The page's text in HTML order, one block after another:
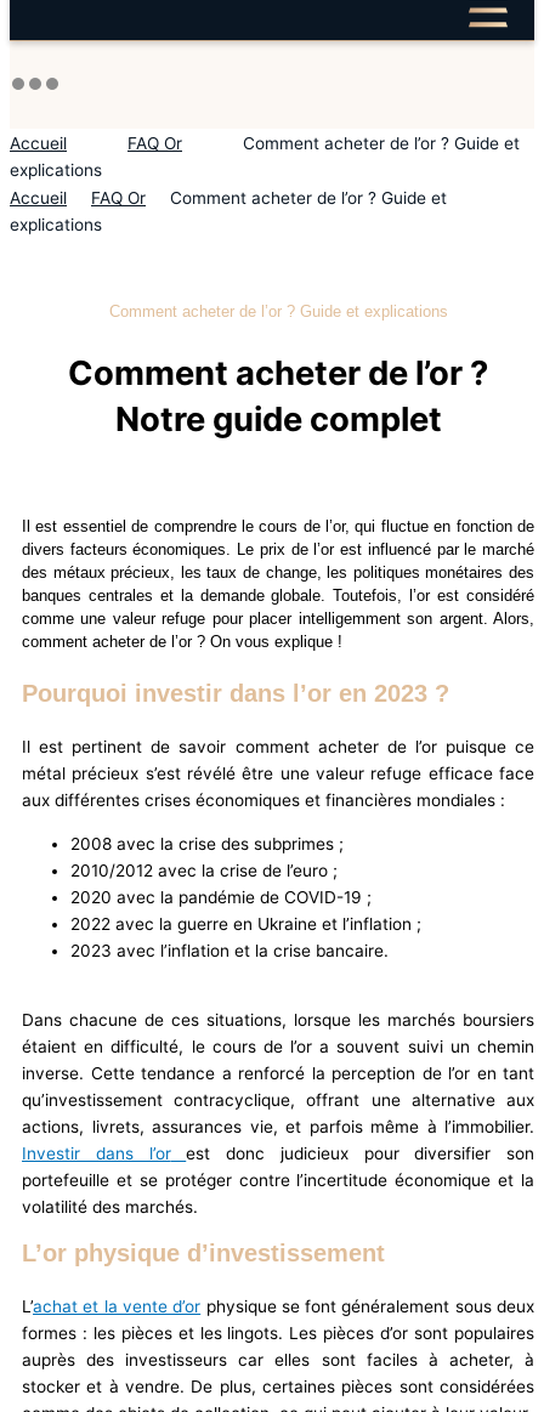
Accueil FAQ Or
Comment acheter de l’or ? Guide et
explications
Accueil
FAQ Or
Comment acheter de l’or ? Guide et
explications
Comment acheter de l’or ? Guide et explications
Comment acheter de l’or ?
Notre guide complet
Il est essentiel de comprendre le cours de l’or, qui fluctue en fonction de
divers facteurs économiques. Le prix de l’or est influencé par le marché
des métaux précieux, les taux de change, les politiques monétaires des
banques centrales et la demande globale. Toutefois, l’or est considéré
comme une valeur refuge pour placer intelligemment son argent. Alors,
comment acheter de l’or ? On vous explique !
Pourquoi investir dans l’or en 2023 ?
Il est pertinent de savoir comment acheter de l’or puisque ce
métal précieux s’est révélé être une valeur refuge efficace face
aux différentes crises économiques et financières mondiales :
2008 avec la crise des subprimes ;
2010/2012 avec la crise de l’euro ;
2020 avec la pandémie de COVID-19 ;
2022 avec la guerre en Ukraine et l’inflation ;
2023 avec l’inflation et la crise bancaire.
Dans chacune de ces situations, lorsque les marchés boursiers
étaient en difficulté, le cours de l’or a souvent suivi un chemin
inverse. Cette tendance a renforcé la perception de l’or en tant
qu’investissement contracyclique, offrant une alternative aux
actions, livrets, assurances vie, et parfois même à l’immobilier.
Investir dans l’or
est donc judicieux pour diversifier son
portefeuille et se protéger contre l’incertitude économique et la
volatilité des marchés.
L’or physique d’investissement
L’achat et la vente d’or physique se font généralement sous deux
formes : les pièces et les lingots. Les pièces d’or sont populaires
auprès des investisseurs car elles sont faciles à acheter, à
stocker et à vendre. De plus, certaines pièces sont considérées